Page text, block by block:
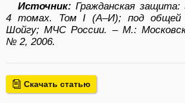
Источник: Гражданская защита:
4 томах. Том I (А–И); под общей
Шойгу; МЧС России. – М.:
№ 2, 2006.
Скачать статью